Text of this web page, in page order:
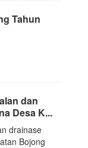
Tahun
dan
Desa K...
drainase
Bojong